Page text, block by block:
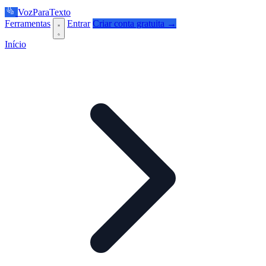
VozParaTexto
Ferramentas
Entrar Criar conta gratuita →
Início